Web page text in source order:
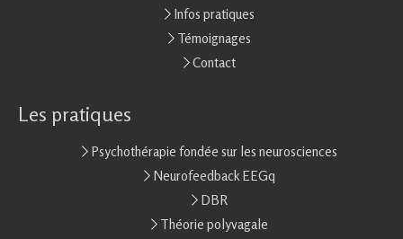
Infos pratiques
Témoignages
Contact
Les pratiques
Psychothérapie fondée sur les neurosciences
Neurofeedback EEGq
DBR
Théorie polyvagale